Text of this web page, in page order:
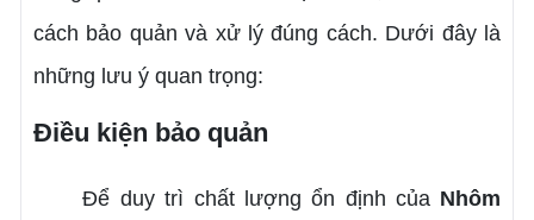
cách bảo quản và xử lý đúng cách. Dưới đây là
những lưu ý quan trọng:
Điều kiện bảo quản
Để duy trì chất lượng ổn định của Nhôm